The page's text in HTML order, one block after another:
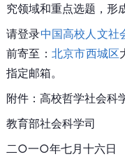
究领域和重点选题，形
请登录中国高校人文社
前寄至： 北京市西城区
指定邮箱。
附件：高校哲学社会科
教育部社会科学司
二○一○年七月十六日